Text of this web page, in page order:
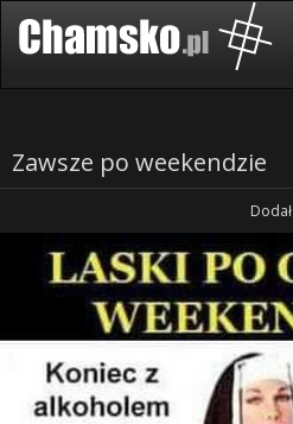
Zawsze po weekendzie
Dodał